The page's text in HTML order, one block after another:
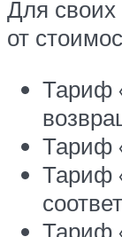
Для своих
от
Тариф
Тариф
Тариф
Тариф